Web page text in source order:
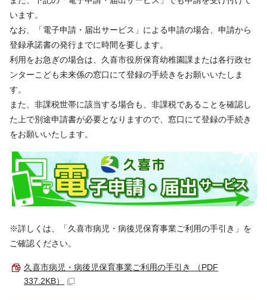
います。
なお、「電子申請・届出サービス」による申請の場合、申請から
登録承諾書の発行までに時間を要します。
利用をお急ぎの場合は、久喜市役所保育幼稚園課または各行政セ
ンターこども未来係の窓口にて登録の手続きをお願いいたしま
す。
また、非課税世帯に該当する場合も、非課税であることを確認し
た上で別途申請書が必要となりますので、窓口にて登録の手続き
をお願いいたします。
※詳しくは、「久喜市病児・病後児保育事業ご利用の手引き」を
ご確認ください。
久喜市病児・病後児保育事業ご利用の手引き （PDF
337.2KB）